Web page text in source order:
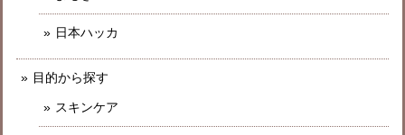
日本ハッカ
目的から探す
スキンケア